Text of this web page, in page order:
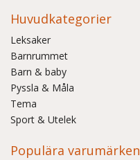
Huvudkategorier
Leksaker
Barnrummet
Barn & baby
Pyssla & Måla
Tema
Sport & Utelek
Populära varumärken